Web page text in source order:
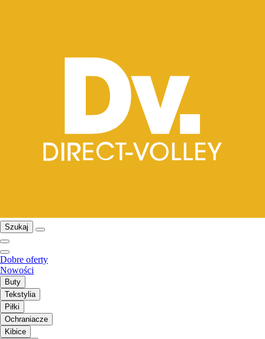
Szukaj
Dobre oferty
Nowości
Buty
Tekstylia
Piłki
Ochraniacze
Kibice